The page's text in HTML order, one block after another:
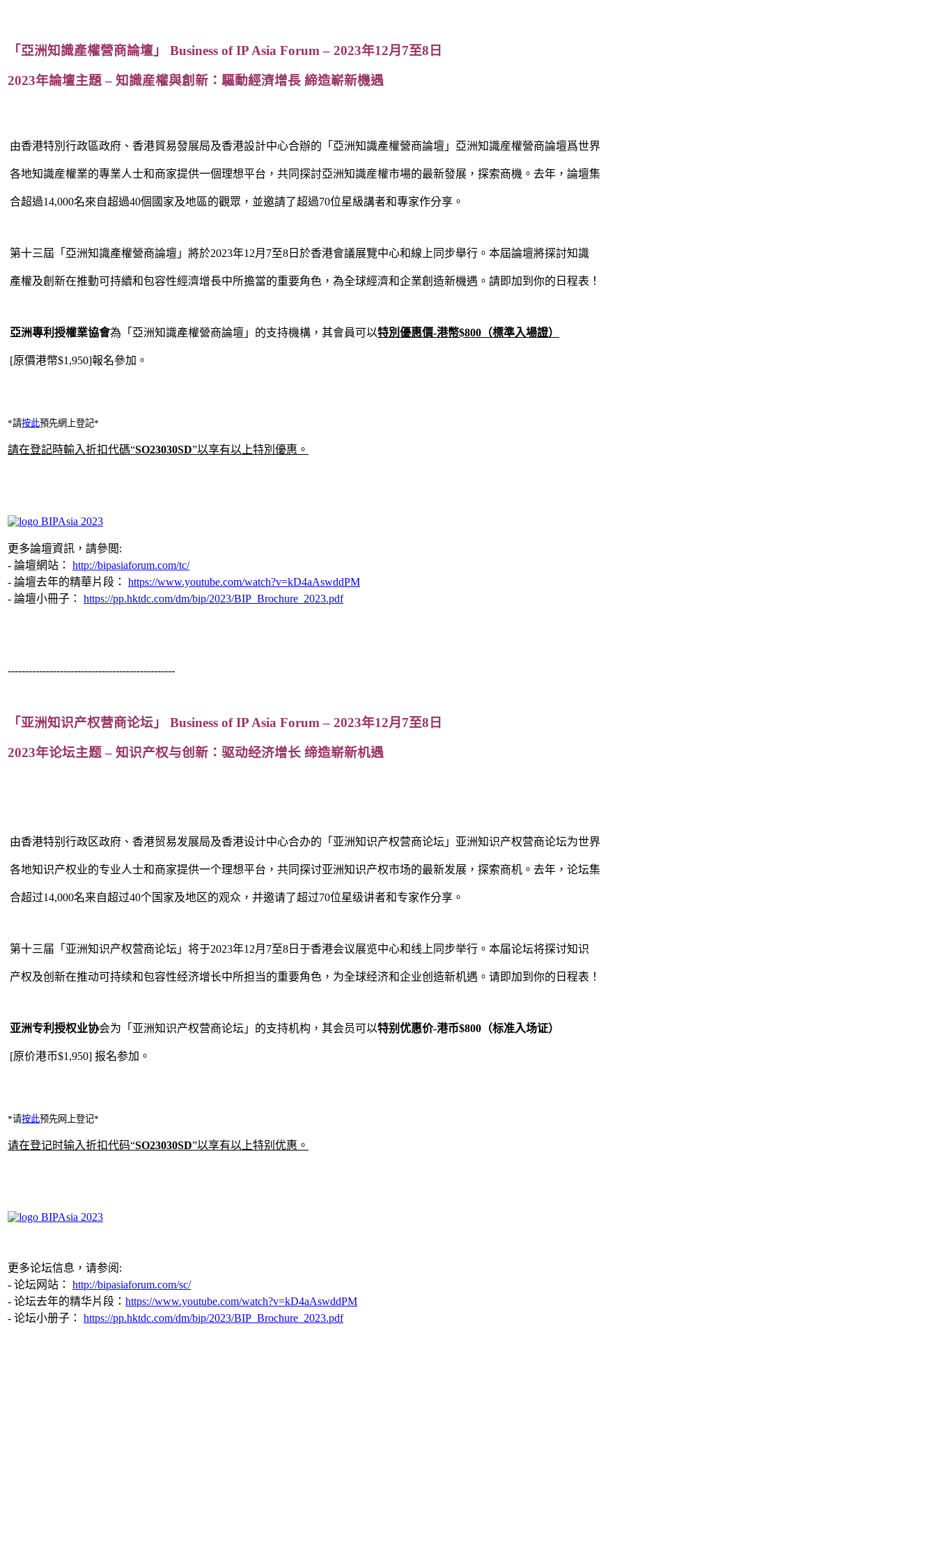
「亞洲知識產權營商論壇」 Business of IP Asia Forum – 2023年12月7至8日
2023年論壇主題 – 知識産權與創新：驅動經濟增長 締造嶄新機遇
由香港特別行政區政府、香港貿易發展局及香港設計中心合辦的「亞洲知識產權營商論壇」亞洲知識産權營商論壇爲世界
各地知識産權業的專業人士和商家提供一個理想平台，共同探討亞洲知識産權市場的最新發展，探索商機。去年，論壇集
合超過14,000名來自超過40個國家及地區的觀眾，並邀請了超過70位星級講者和專家作分享。
第十三屆「亞洲知識產權營商論壇」將於2023年12月7至8日於香港會議展覽中心和線上同步舉行。本屆論壇將探討知識
產權及創新在推動可持續和包容性經濟增長中所擔當的重要角色，為全球經濟和企業創造新機遇。請即加到你的日程表！
亞洲專利授權業協會為「亞洲知識產權營商論壇」的支持機構，其會員可以特別優惠價-港幣$800（標準入場證）
[原價港幣$1,950]報名參加。
*請按此預先網上登記*
請在登記時輸入折扣代碼“SO23030SD”以享有以上特別優惠。
更多論壇資訊，請參閲:
- 論壇網站： http://bipasiaforum.com/tc/
- 論壇去年的精華片段： https://www.youtube.com/watch?v=kD4aAswddPM
- 論壇小冊子： https://pp.hktdc.com/dm/bip/2023/BIP_Brochure_2023.pdf
------------------------------------------------
「亚洲知识产权营商论坛」 Business of IP Asia Forum – 2023年12月7至8日
2023年论坛主题 – 知识产权与创新：驱动经济增长 缔造崭新机遇
由香港特别行政区政府、香港贸易发展局及香港设计中心合办的「亚洲知识产权营商论坛」亚洲知识产权营商论坛为世界
各地知识产权业的专业人士和商家提供一个理想平台，共同探讨亚洲知识产权市场的最新发展，探索商机。去年，论坛集
合超过14,000名来自超过40个国家及地区的观众，并邀请了超过70位星级讲者和专家作分享。
第十三届「亚洲知识产权营商论坛」将于2023年12月7至8日于香港会议展览中心和线上同步举行。本届论坛将探讨知识
产权及创新在推动可持续和包容性经济增长中所担当的重要角色，为全球经济和企业创造新机遇。请即加到你的日程表！
亚洲专利授权业协会为「亚洲知识产权营商论坛」的支持机构，其会员可以特别优惠价-港币$800（标准入场证）
[原价港币$1,950] 报名参加。
*请按此预先网上登记*
请在登记时输入折扣代码“SO23030SD”以享有以上特别优惠。
更多论坛信息，请参阅:
- 论坛网站： http://bipasiaforum.com/sc/
- 论坛去年的精华片段： https://www.youtube.com/watch?v=kD4aAswddPM
- 论坛小册子： https://pp.hktdc.com/dm/bip/2023/BIP_Brochure_2023.pdf